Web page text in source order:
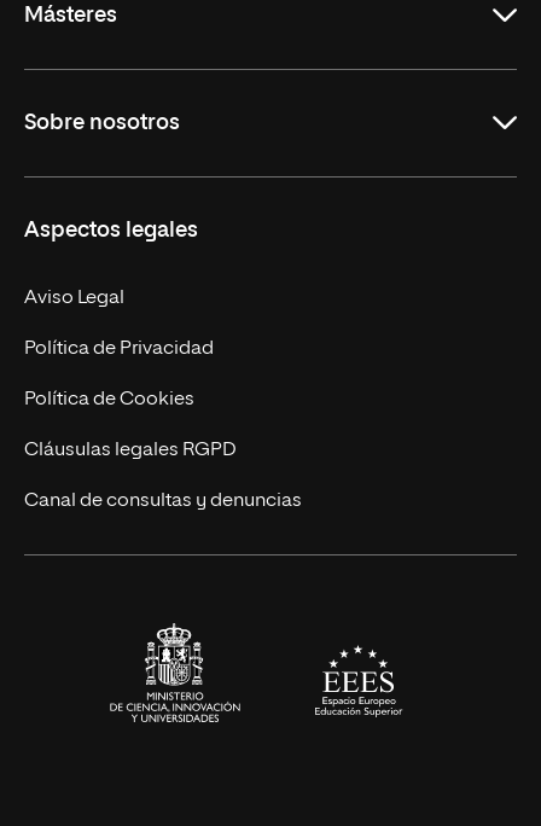
Másteres
Derecho
Empresa
MBA
Marketing y Comunicación
Ingeniería
Diseño
Ciencias de la Salud
Sobre nosotros
Nuestro Equipo
Contacto
Aspectos legales
Aviso Legal
Política de Privacidad
Política de Cookies
Cláusulas legales RGPD
Canal de consultas y denuncias